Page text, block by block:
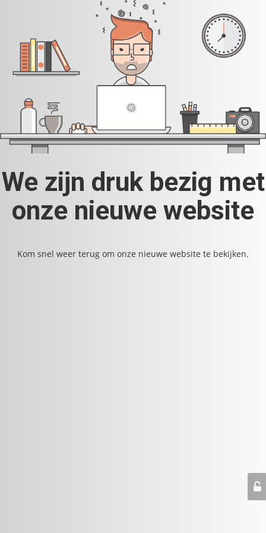
We zijn druk bezig met
onze nieuwe website
Kom snel weer terug om onze nieuwe website te bekijken.